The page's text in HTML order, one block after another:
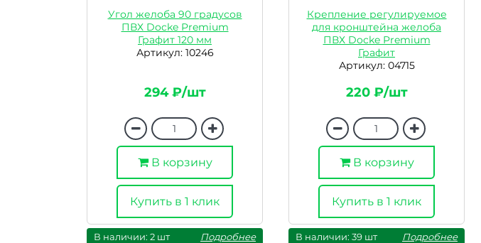
Угол желоба 90 градусов
ПВХ Docke Premium
Графит 120 мм
Артикул: 10246
294 ₽/шт
В корзину
Купить в 1 клик
Крепление регулируемое
для кронштейна желоба
ПВХ Docke Premium
Графит
Артикул: 04715
220 ₽/шт
В корзину
Купить в 1 клик
В наличии: 2 шт Подробнее В наличии: 39 шт Подробнее